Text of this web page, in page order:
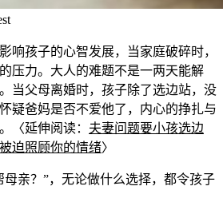
响孩子的心智发展，当家庭破碎时，
压力。大人的难题不是一两天能解
当父母离婚时，孩子除了选边站，没
疑爸妈是否不爱他了，内心的挣扎与
〈延伸阅读： 夫妻问题要小孩选边
迫照顾你的情绪〉
母亲？”，无论做什么选择，都令孩子